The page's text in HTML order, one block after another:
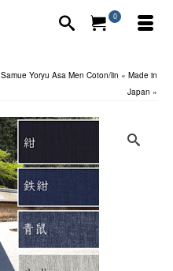
0
Samue Yoryu Asa Men Coton/lin « Made in
Japan »